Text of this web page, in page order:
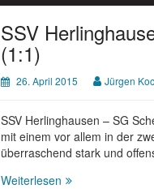
SSV
(1:1)
26. April 2015 Jürgen
SSV Herlinghausen – SG
mit einem vor allem in der
überraschend stark und
Weiterlesen SSV